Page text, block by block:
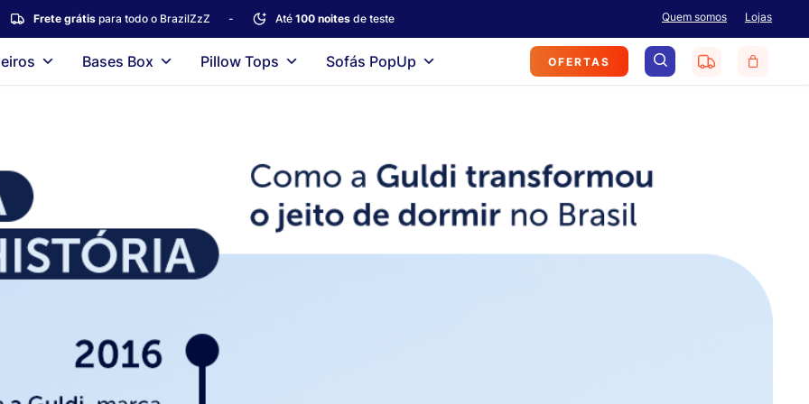
Frete grátispara todo o BrazilZzZ - Até 100 noitesde teste Lojas
Quem somos
Bases Box Pillow Tops Sofás PopUp OFERTAS search
Menu